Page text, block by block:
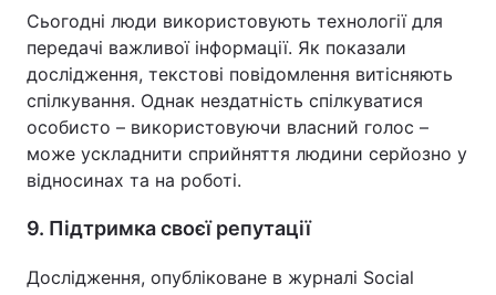
Сьогодні люди використовують технології для
передачі важливої інформації. Як показали
дослідження, текстові повідомлення витісняють
спілкування. Однак нездатність спілкуватися
особисто – використовуючи власний голос –
може ускладнити сприйняття людини серйозно у
відносинах та на роботі.
9. Підтримка своєї репутації
Дослідження, опубліковане в журналі Social